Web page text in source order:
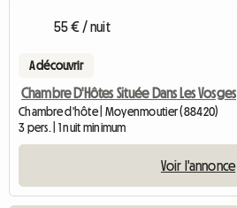
55 € / nuit
A découvrir
Chambre D'Hôtes Située Dans Les Vosges
Chambre d'hôte | Moyenmoutier (88420)
3 pers. | 1 nuit minimum
Voir l'annonce